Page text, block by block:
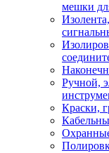
мешки
Ручной,
Краски,